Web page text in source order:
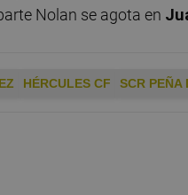
Nolan se agota en
HÉRCULES CF SCR PEÑA